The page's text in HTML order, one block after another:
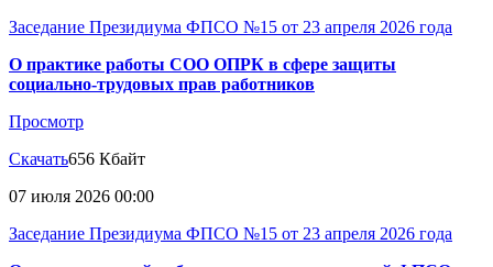
Заседание Президиума ФПСО №15 от 23 апреля 2026 года
О практике работы СОО ОПРК в сфере защиты
социально-трудовых прав работников
Просмотр
Скачать656 Кбайт
07 июля 2026 00:00
Заседание Президиума ФПСО №15 от 23 апреля 2026 года